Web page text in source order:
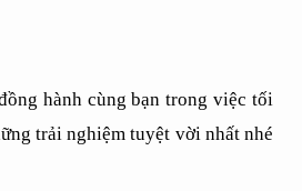
hành cùng bạn trong việc tối
trải nghiệm tuyệt vời nhất nhé